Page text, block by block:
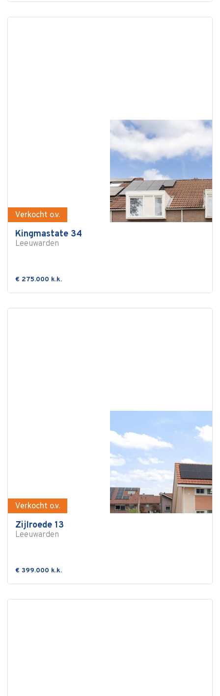
Verkocht o.v.
Kingmastate 34
Leeuwarden
€ 275.000 k.k.
Verkocht o.v.
Zijlroede 13
Leeuwarden
€ 399.000 k.k.